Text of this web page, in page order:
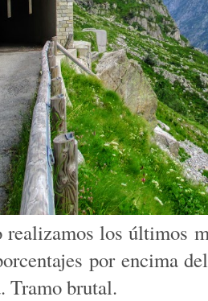
los últimos
por encima
Tramo brutal.